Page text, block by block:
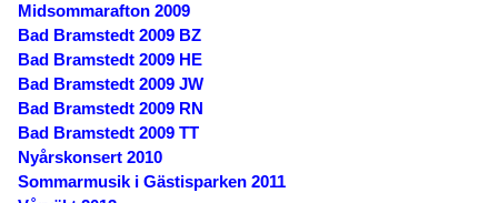
Midsommarafton 2009
Bad Bramstedt 2009 BZ
Bad Bramstedt 2009 HE
Bad Bramstedt 2009 JW
Bad Bramstedt 2009 RN
Bad Bramstedt 2009 TT
Nyårskonsert 2010
Sommarmusik i Gästisparken 2011